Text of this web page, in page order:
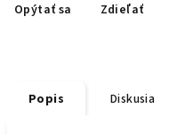
Opýtať sa Zdieľať
Popis Diskusia